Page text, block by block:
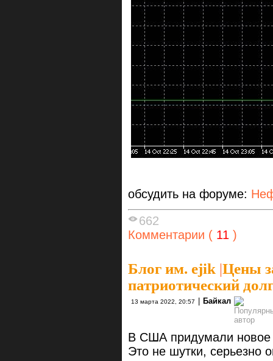
обсудить на форуме:
662
Комментарии ( 11 )
Блог им. ejik |Цены
патриотический
13 марта 2022, 20:57 Байкал
В США придумали новое
Это не шутки, серьезно